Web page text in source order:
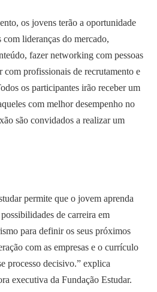
os jovens terão a oportunidade
com lideranças do mercado,
fazer networking com pessoas
com profissionais de recrutamento e
os participantes irão receber um
com melhor desempenho no
são convidados a realizar um
permite que o jovem aprenda
de carreira em
para definir os seus próximos
com as empresas e o currículo
processo decisivo.” explica
executiva da Fundação Estudar.